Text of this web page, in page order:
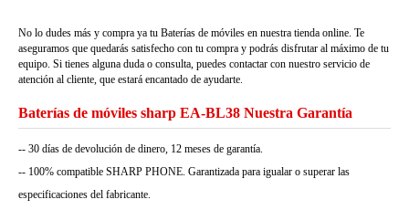
No lo dudes más y compra ya tu Baterías de móviles en nuestra tienda online. Te
aseguramos que quedarás satisfecho con tu compra y podrás disfrutar al máximo de tu
equipo. Si tienes alguna duda o consulta, puedes contactar con nuestro servicio de
atención al cliente, que estará encantado de ayudarte.
Baterías de móviles sharp EA-BL38 Nuestra Garantía
-- 30 días de devolución de dinero, 12 meses de garantía.
-- 100% compatible SHARP PHONE. Garantizada para igualar o superar las
especificaciones del fabricante.